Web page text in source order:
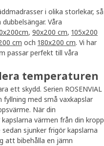
i olika storlekar, så
Våra
, 90x200 cm, 105x200
cm och 180x200 cm. Vi har
passar perfekt till våra
temperaturen
ett skydd. Serien ROSENVIAL
fyllning med små vaxkapslar
När din
värmen från din kropp
sjunker frigör kapslarna
att bibehålla en jämn